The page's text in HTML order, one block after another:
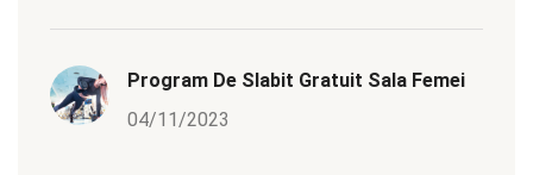
Program De Slabit Gratuit Sala Femei
04/11/2023